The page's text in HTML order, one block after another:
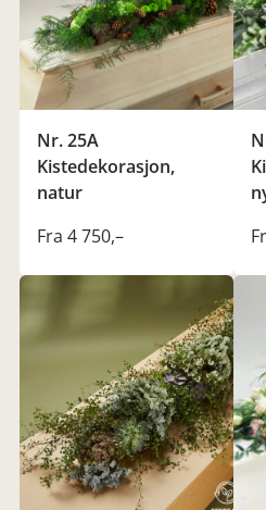
Nr. 25A
Kistedekorasjon,
natur
Fra 4 750,–